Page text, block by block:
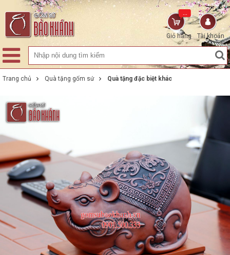
Tài khoản
Giỏ hàng
...
Trang chủ Quà tặng gốm sứ Quà tặng đặc biệt khác